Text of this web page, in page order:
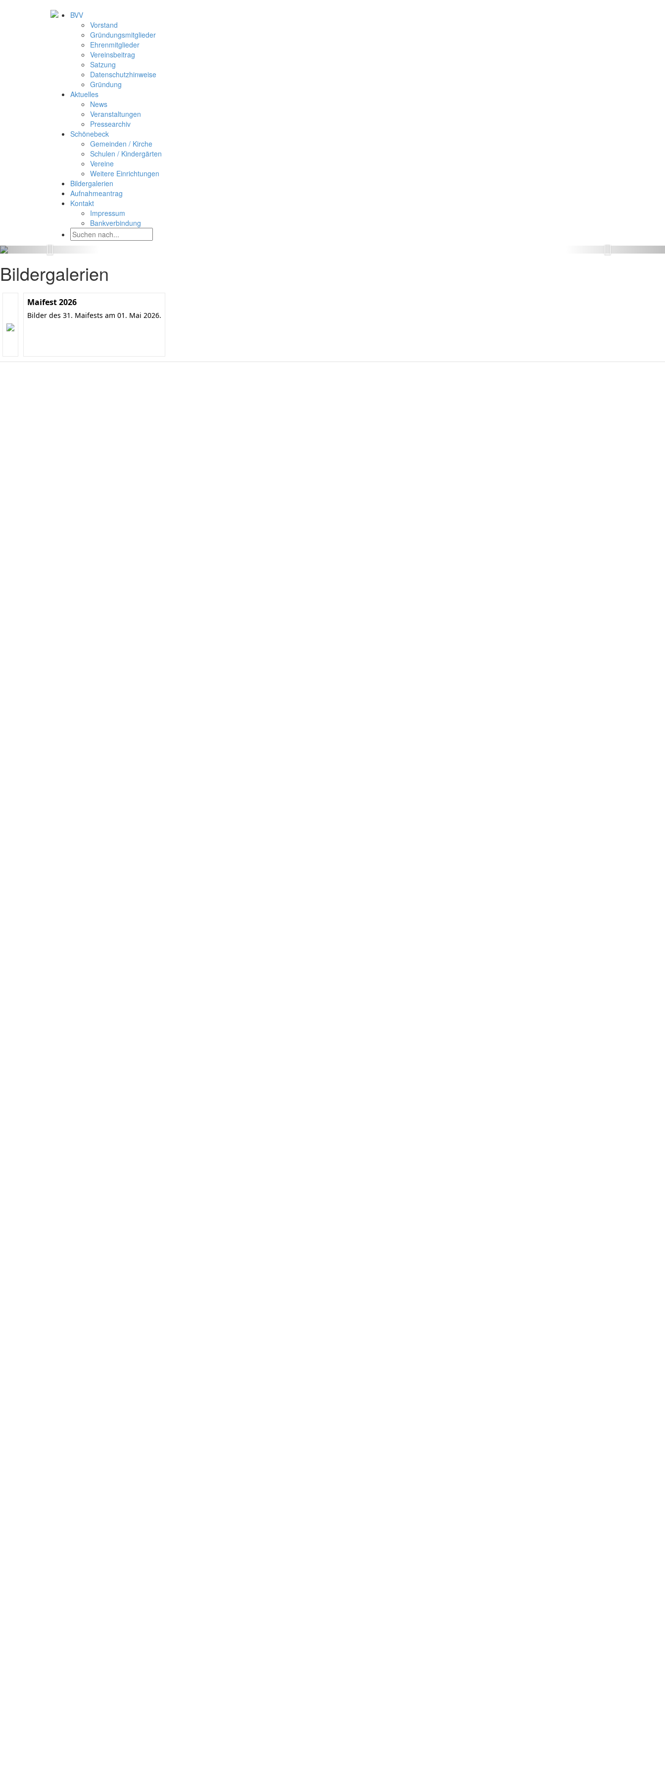
BVV
Vorstand
Gründungsmitglieder
Ehrenmitglieder
Vereinsbeitrag
Satzung
Datenschutzhinweise
Gründung
Aktuelles
News
Veranstaltungen
Pressearchiv
Schönebeck
Gemeinden / Kirche
Schulen / Kindergärten
Vereine
Weitere Einrichtungen
Bildergalerien
Aufnahmeantrag
Kontakt
Impressum
Bankverbindung
Bildergalerien
Maifest 2026
Bilder des 31. Maifests am 01. Mai 2026.